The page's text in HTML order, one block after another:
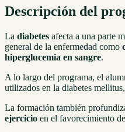
Descripción del
La diabetes afecta a una parte
general de la enfermedad como
hiperglucemia en sangre.
A lo largo del programa, el
utilizados en la diabetes
La formación también
ejercicio en el favorecimiento